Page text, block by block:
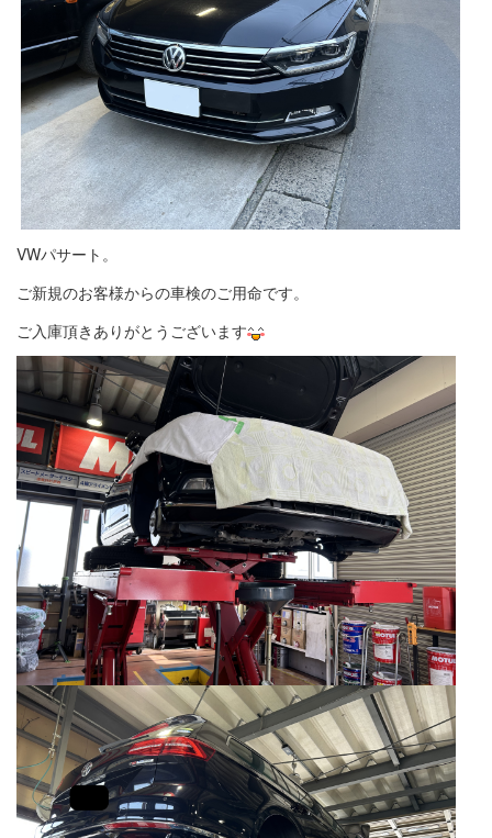
VWパサート。
ご新規のお客様からの車検のご用命です。
ご入庫頂きありがとうございます